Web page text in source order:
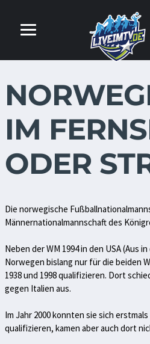
IM
ODER
Die norwegische
Männernationalmannschaft des
Neben der WM 1994 in den USA (Aus
Norwegen bislang nur für die beiden
1938 und 1998 qualifizieren. Dort
gegen Italien aus.
Im Jahr 2000 konnten sie sich
qualifizieren, kamen aber auch dort